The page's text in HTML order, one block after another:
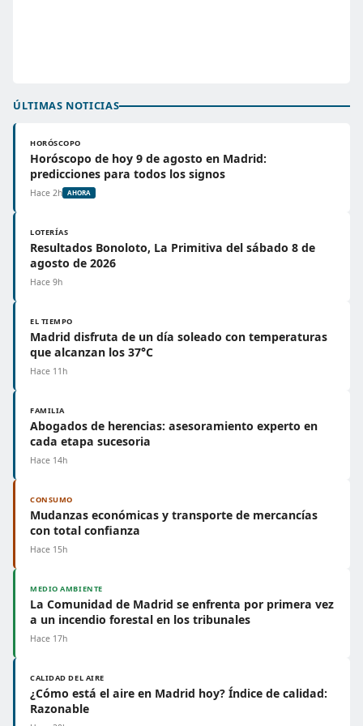
ÚLTIMAS NOTICIAS
HORÓSCOPO
Horóscopo de hoy 9 de agosto en Madrid:
predicciones para todos los signos
Hace 2h AHORA
LOTERÍAS
Resultados Bonoloto, La Primitiva del sábado 8 de
agosto de 2026
Hace 9h
EL TIEMPO
Madrid disfruta de un día soleado con temperaturas
que alcanzan los 37°C
Hace 11h
FAMILIA
Abogados de herencias: asesoramiento experto en
cada etapa sucesoria
Hace 14h
CONSUMO
Mudanzas económicas y transporte de mercancías
con total confianza
Hace 15h
MEDIO AMBIENTE
La Comunidad de Madrid se enfrenta por primera vez
a un incendio forestal en los tribunales
Hace 17h
CALIDAD DEL AIRE
¿Cómo está el aire en Madrid hoy? Índice de calidad:
Razonable